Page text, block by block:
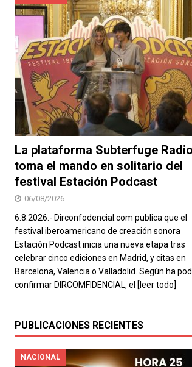
La plataforma Subterfuge Radio
toma el mando en solitario del
festival Estación Podcast
06/08/2026
6.8.2026.- Dirconfodencial.com publica que el
festival iberoamericano de creación sonora
Estación Podcast inicia una nueva etapa tras
celebrar cinco ediciones en Madrid, y citas en
Barcelona, Valencia o Valladolid. Según ha
confirmar DIRCOMFIDENCIAL, el [leer todo]
PUBLICACIONES RECIENTES
NACIONAL